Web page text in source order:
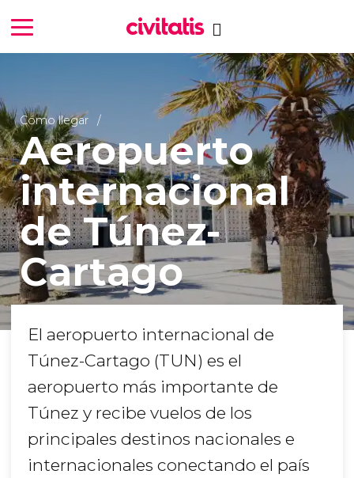
Cómo llegar
Aeropuerto
internacional
de Túnez-
Cartago
El aeropuerto internacional de
Túnez-Cartago (TUN) es el
aeropuerto más importante de
Túnez y recibe vuelos de los
principales destinos nacionales e
internacionales conectando el país